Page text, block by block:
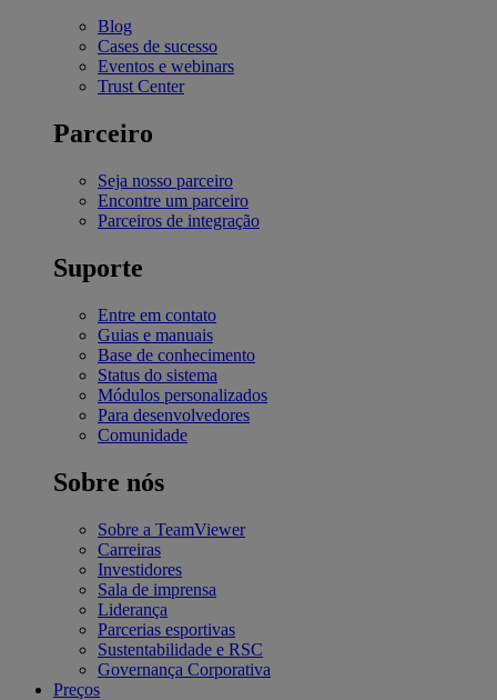
Blog
Cases de sucesso
Eventos e webinars
Trust Center
Parceiro
Seja nosso parceiro
Encontre um parceiro
Parceiros de integração
Suporte
Entre em contato
Guias e manuais
Base de conhecimento
Status do sistema
Módulos personalizados
Para desenvolvedores
Comunidade
Sobre nós
Sobre a TeamViewer
Carreiras
Investidores
Sala de imprensa
Liderança
Parcerias esportivas
Sustentabilidade e RSC
Governança Corporativa
Preços